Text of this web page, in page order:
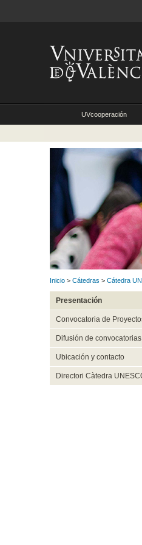
UVcooperación
Inicio > Cátedras > Cátedra
Presentación
Convocatoria de
Difusión de
Ubicación y contacto
Directori Càtedra